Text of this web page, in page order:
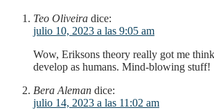
Teo Oliveira dice:
julio 10, 2023 a las 9:05 am
Wow, Eriksons theory really got me thinking about how we
develop as humans. Mind-blowing stuff!
Bera Aleman dice:
julio 14, 2023 a las 11:02 am